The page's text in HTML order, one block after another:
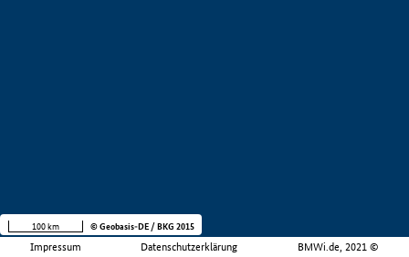
Impressum Datenschutzerklärung BMWi.de, 2021 ©
100 km © Geobasis-DE / BKG 2015